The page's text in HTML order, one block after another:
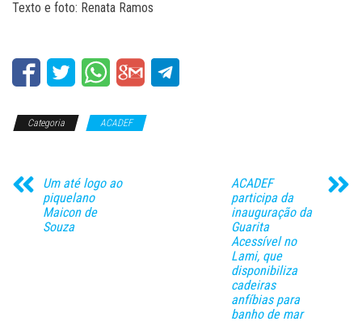
Texto e foto: Renata Ramos
Categoria ACADEF
Um até logo ao
piquelano
Maicon de
Souza
ACADEF
participa da
inauguração da
Guarita
Acessível no
Lami, que
disponibiliza
cadeiras
anfíbias para
banho de mar